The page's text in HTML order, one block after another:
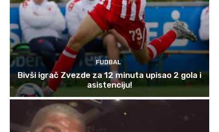
FUDBAL
Bivši igrač Zvezde za 12 minuta upisao 2 gola i
asistenciju!